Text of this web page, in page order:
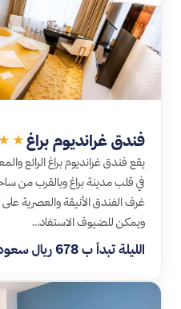
فندق غرانديوم براغ
في قلب مدينة براغ وبالقرب من
غرف الفندق الأنيقة والعصرية
ويمكن للضيوف الاستفاد…
الليلة تبدأ ب 678 ريال سعودي